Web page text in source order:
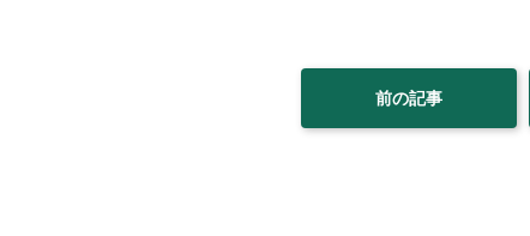
前の記事